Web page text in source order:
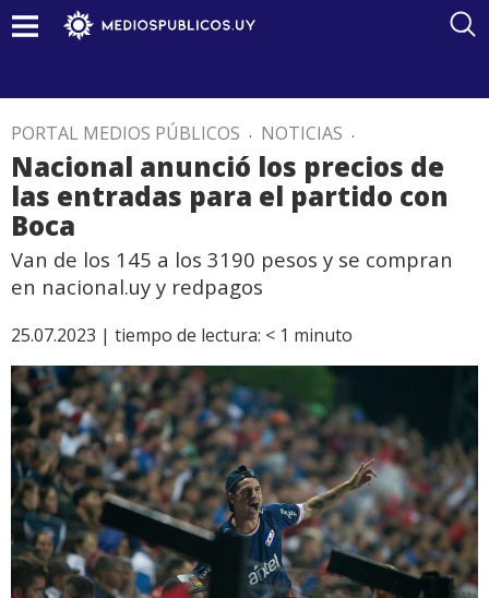
PORTAL MEDIOS PÚBLICOS . NOTICIAS .
Nacional anunció los precios de
las entradas para el partido con
Boca
Van de los 145 a los 3190 pesos y se compran
en nacional.uy y redpagos
25.07.2023 | tiempo de lectura: < 1 minuto